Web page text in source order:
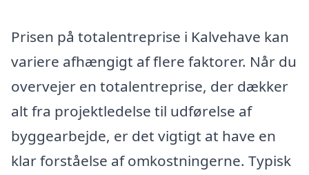
Prisen på totalentreprise i Kalvehave kan
variere afhængigt af flere faktorer. Når du
overvejer en totalentreprise, der dækker
alt fra projektledelse til udførelse af
byggearbejde, er det vigtigt at have en
klar forståelse af omkostningerne. Typisk